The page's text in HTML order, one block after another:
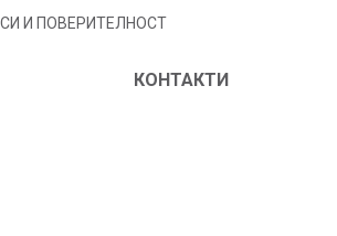
И ПОВЕРИТЕЛНОСТ
КОНТАКТИ